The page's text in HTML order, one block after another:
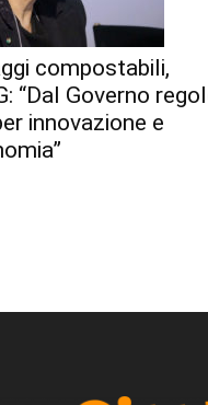
compostabili,
“Dal Governo
innovazione e